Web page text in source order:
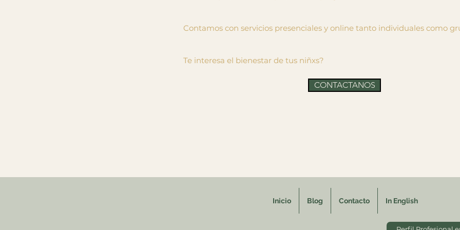
Contamos con servicios presenciales y online tanto individuales como
Te interesa el bienestar de tus niñxs?
CONTACTANOS
Inicio Blog Contacto In English